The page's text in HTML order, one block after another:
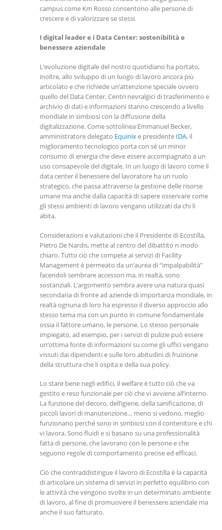
campus come Km Rosso consentono alle persone di
crescere e di valorizzare se stessi.
I digital leader e i Data Center: sostenibilità e
benessere aziendale
L’evoluzione digitale del nostro quotidiano ha portato,
inoltre, allo sviluppo di un luogo di lavoro ancora più
articolato e che richiede un’attenzione speciale ovvero
quello del Data Center. Centri nevralgici di trasferimento e
archivio di dati e informazioni stanno crescendo a livello
mondiale in simbiosi con la diffusione della
digitalizzazione. Come sottolinea Emmanuel Becker,
amministratore delegato Equinixe presidente IDA, il
miglioramento tecnologico porta con sé un minor
consumo di energia che deve essere accompagnato a un
uso consapevole del digitale. In un luogo di lavoro come il
data center il benessere del lavoratore ha un ruolo
strategico, che passa attraverso la gestione delle risorse
umane ma anche dalla capacità di sapere osservare come
gli stessi ambienti di lavoro vengano utilizzati da chi li
abita.
Considerazioni e valutazioni che il Presidente di Ecostilla,
Pietro De Nardis, mette al centro del dibattito n modo
chiaro. Tutto ciò che compete ai servizi di Facility
Management è permeato da un’aurea di “impalpabilità”
facendoli sembrare accessori ma, in realtà, sono
sostanziali. L’argomento sembra avere una natura quasi
secondaria di fronte ad aziende di importanza mondiale, in
realtà ognuna di loro ha espresso il diverso approccio allo
stesso tema ma con un punto in comune fondamentale
ossia il fattore umano, le persone. Lo stesso personale
impiegato, ad esempio, per i servizi di pulizie può essere
un’ottima fonte di informazioni su come gli uffici vengano
vissuti dai dipendenti e sulle loro abitudini di fruizione
della struttura che li ospita e della sua policy.
Lo stare bene negli edifici, il welfare è tutto ciò che va
gestito e reso funzionale per ciò che vi avviene all’interno.
La funzione del decoro, dell’igiene, della sanificazione, di
piccoli lavori di manutenzione… meno si vedono, meglio
funzionano perché sono in simbiosi con il contenitore e chi
vi lavora. Sono fluidi e si basano su una professionalità
fatta di persone, che lavorano con le persone e che
seguono regole di comportamento precise ed efficaci.
Ciò che contraddistingue il lavoro di Ecostilla è la capacità
di articolare un sistema di servizi in perfetto equilibrio con
le attività che vengono svolte in un determinato ambiente
di lavoro, al fine di promuovere il benessere aziendale ma
anche il suo fatturato.